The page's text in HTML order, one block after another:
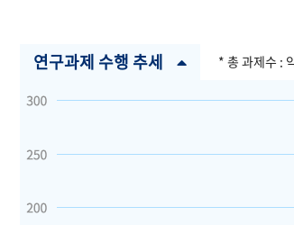
연구과제 수행 추세 * 총 과제수 :